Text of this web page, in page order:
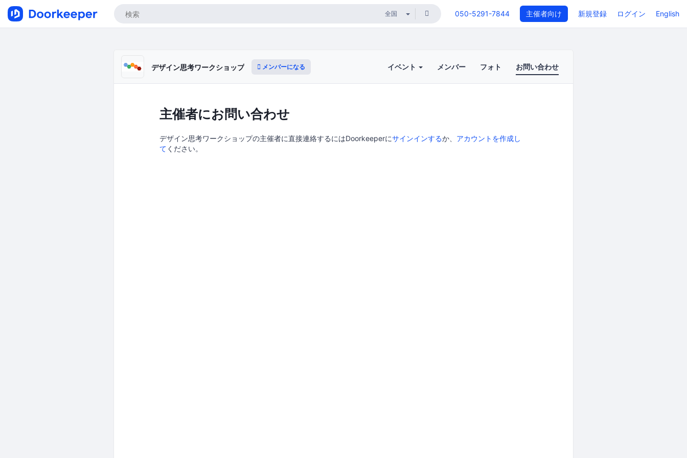
050-5291-7844 主催者向け 新規登録 ログイン English
デザイン思考ワークショップ メンバーになる イベント メンバー フォト お問い合わせ
主催者にお問い合わせ
デザイン思考ワークショップの主催者に直接連絡するにはDoorkeeperにサインインするか、 アカウントを作成し
て ください。